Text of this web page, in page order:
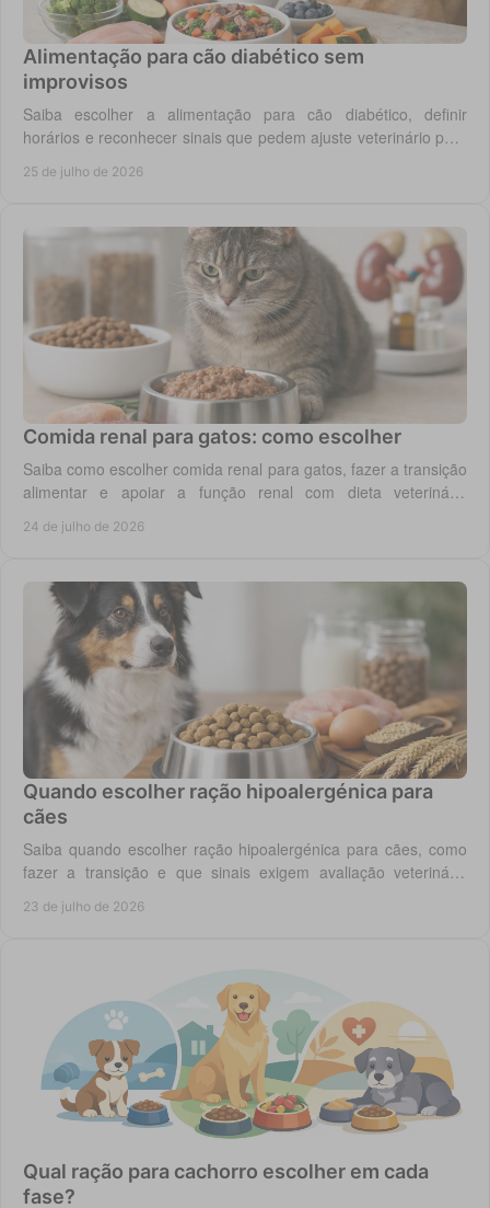
Alimentação para cão diabético sem
improvisos
Saiba escolher a alimentação para cão diabético, definir
horários e reconhecer sinais que pedem ajuste veterinário para
25 de julho de 2026
Comida renal para gatos: como escolher
Saiba como escolher comida renal para gatos, fazer a transição
alimentar e apoiar a função renal com dieta veterinária
24 de julho de 2026
Quando escolher ração hipoalergénica para
cães
Saiba quando escolher ração hipoalergénica para cães, como
fazer a transição e que sinais exigem avaliação veterinária
23 de julho de 2026
Qual ração para cachorro escolher em cada
fase?